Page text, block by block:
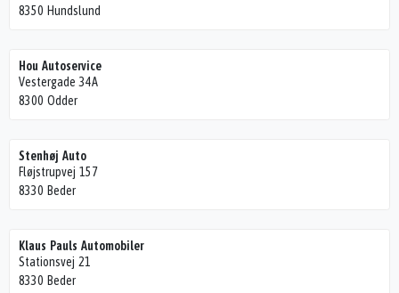
8350 Hundslund
Hou Autoservice
Vestergade 34A
8300 Odder
Stenhøj Auto
Fløjstrupvej 157
8330 Beder
Klaus Pauls Automobiler
Stationsvej 21
8330 Beder